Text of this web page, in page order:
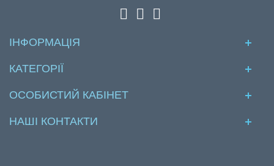
ІНФОРМАЦІЯ
КАТЕГОРІЇ
ОСОБИСТИЙ КАБІНЕТ
НАШІ КОНТАКТИ